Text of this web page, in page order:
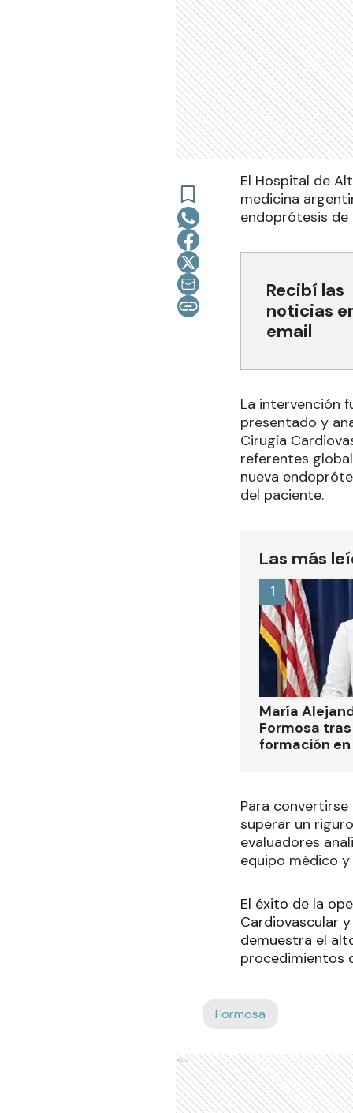
El Hospital de
medicina
endoprótesis
Recibí las
noticias
email
La intervención
presentado y
Cirugía
referentes
nueva
del paciente.
Las más
María
Formosa
formación
1
Para
superar un
evaluadores
equipo médico
El éxito de la
Cardiovascular
demuestra el
procedimientos
Formosa
Ads